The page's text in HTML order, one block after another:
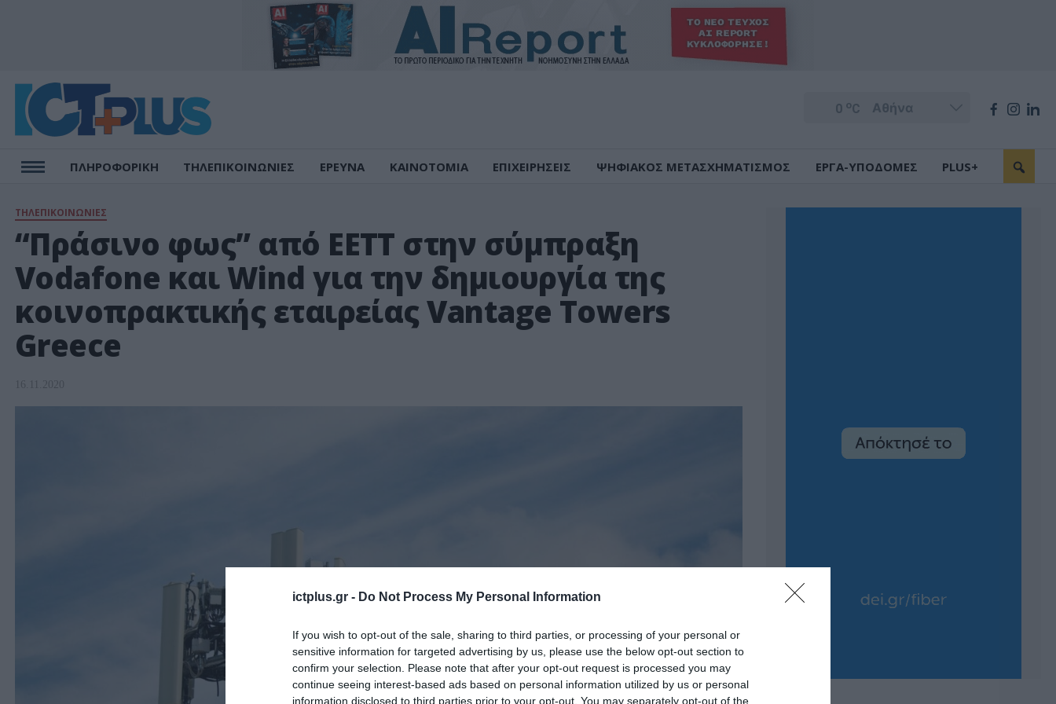
ictplus.gr - Do Not Process My Personal Information
If you wish to opt-out of the sale, sharing to third parties, or processing of your personal or
sensitive information for targeted advertising by us, please use the below opt-out section to
confirm your selection. Please note that after your opt-out request is processed you may
continue seeing interest-based ads based on personal information utilized by us or personal
information disclosed to third parties prior to your opt-out. You may separately opt-out of the
0 oC
ΠΛΗΡΟΦΟΡΙΚΗ ΤΗΛΕΠΙΚΟΙΝΩΝΙΕΣ ΕΡΕΥΝΑ ΚΑΙΝΟΤΟΜΙΑ ΕΠΙΧΕΙΡΗΣΕΙΣ ΨΗΦΙΑΚΟΣ ΜΕΤΑΣΧΗΜΑΤΙΣΜΟΣ ΕΡΓΑ-ΥΠΟΔΟΜΕΣ PLUS+
ΤΗΛΕΠΙΚΟΙΝΩΝΙΕΣ
“Πράσινο φως” από ΕΕΤΤ στην σύμπραξη
Vodafone και Wind για την δημιουργία της
κοινοπρακτικής εταιρείας Vantage Towers
Greece
16.11.2020